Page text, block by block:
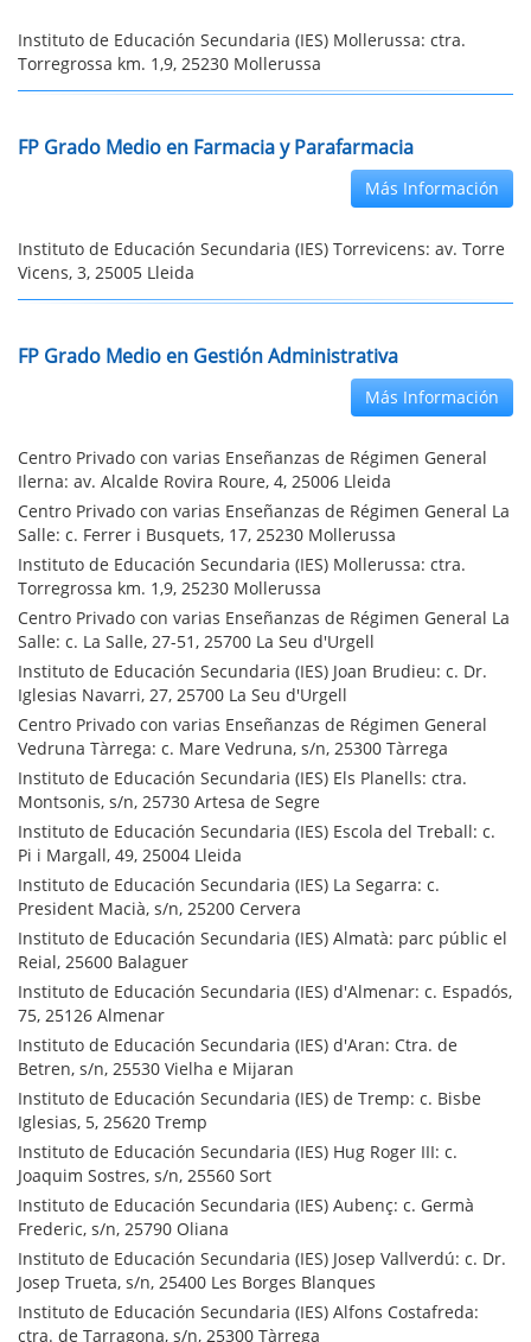
Instituto de Educación Secundaria (IES) Mollerussa: ctra.
Torregrossa km. 1,9, 25230 Mollerussa
FP Grado Medio en Farmacia y Parafarmacia
Más Información
Instituto de Educación Secundaria (IES) Torrevicens: av. Torre
Vicens, 3, 25005 Lleida
FP Grado Medio en Gestión Administrativa
Más Información
Centro Privado con varias Enseñanzas de Régimen General
Ilerna: av. Alcalde Rovira Roure, 4, 25006 Lleida
Centro Privado con varias Enseñanzas de Régimen General La
Salle: c. Ferrer i Busquets, 17, 25230 Mollerussa
Instituto de Educación Secundaria (IES) Mollerussa: ctra.
Torregrossa km. 1,9, 25230 Mollerussa
Centro Privado con varias Enseñanzas de Régimen General La
Salle: c. La Salle, 27-51, 25700 La Seu d'Urgell
Instituto de Educación Secundaria (IES) Joan Brudieu: c. Dr.
Iglesias Navarri, 27, 25700 La Seu d'Urgell
Centro Privado con varias Enseñanzas de Régimen General
Vedruna Tàrrega: c. Mare Vedruna, s/n, 25300 Tàrrega
Instituto de Educación Secundaria (IES) Els Planells: ctra.
Montsonis, s/n, 25730 Artesa de Segre
Instituto de Educación Secundaria (IES) Escola del Treball: c.
Pi i Margall, 49, 25004 Lleida
Instituto de Educación Secundaria (IES) La Segarra: c.
President Macià, s/n, 25200 Cervera
Instituto de Educación Secundaria (IES) Almatà: parc públic el
Reial, 25600 Balaguer
Instituto de Educación Secundaria (IES) d'Almenar: c. Espadós,
75, 25126 Almenar
Instituto de Educación Secundaria (IES) d'Aran: Ctra. de
Betren, s/n, 25530 Vielha e Mijaran
Instituto de Educación Secundaria (IES) de Tremp: c. Bisbe
Iglesias, 5, 25620 Tremp
Instituto de Educación Secundaria (IES) Hug Roger III: c.
Joaquim Sostres, s/n, 25560 Sort
Instituto de Educación Secundaria (IES) Aubenç: c. Germà
Frederic, s/n, 25790 Oliana
Instituto de Educación Secundaria (IES) Josep Vallverdú: c. Dr.
Josep Trueta, s/n, 25400 Les Borges Blanques
Instituto de Educación Secundaria (IES) Alfons Costafreda:
ctra. de Tarragona, s/n, 25300 Tàrrega